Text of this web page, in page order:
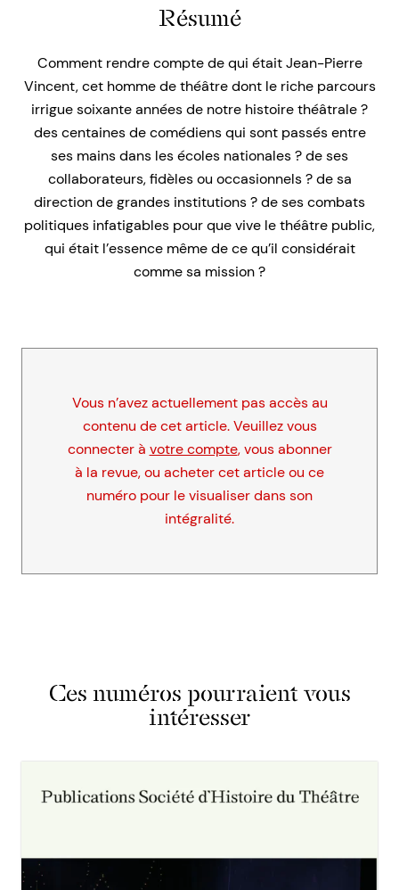
Résumé
Comment rendre compte de qui était Jean-Pierre
Vincent, cet homme de théâtre dont le riche parcours
irrigue soixante années de notre histoire théâtrale ?
des centaines de comédiens qui sont passés entre
ses mains dans les écoles nationales ? de ses
collaborateurs, fidèles ou occasionnels ? de sa
direction de grandes institutions ? de ses combats
politiques infatigables pour que vive le théâtre public,
qui était l’essence même de ce qu’il considérait
comme sa mission ?
Vous n’avez actuellement pas accès au
contenu de cet article. Veuillez vous
connecter à votre compte, vous abonner
à la revue, ou acheter cet article ou ce
numéro pour le visualiser dans son
intégralité.
Ces numéros pourraient vous
intéresser